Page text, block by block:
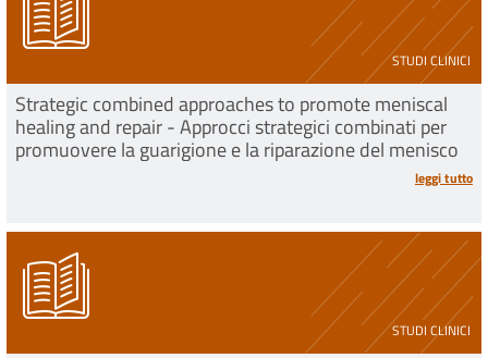
STUDI CLINICI
Strategic combined approaches to promote meniscal
healing and repair - Approcci strategici combinati per
promuovere la guarigione e la riparazione del menisco
leggi tutto
STUDI CLINICI